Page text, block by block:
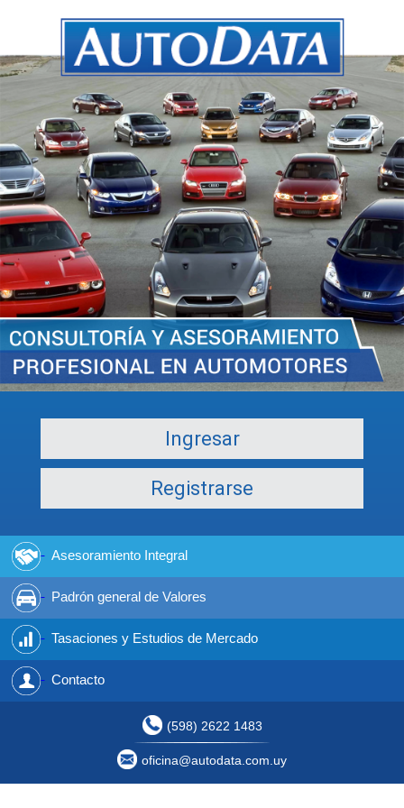
Ingresar
Registrarse
Asesoramiento Integral
Padrón general de Valores
Tasaciones y Estudios de Mercado
Contacto
(598) 2622 1483
oficina@autodata.com.uy